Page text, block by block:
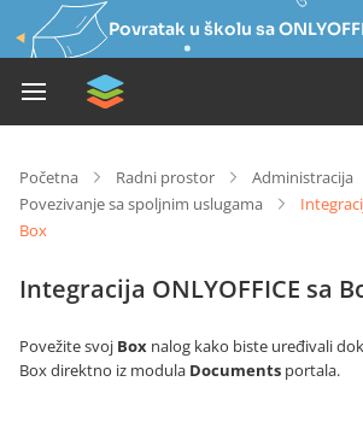
Povratak u školu sa
Početna Radni prostor
Administracija
Povezivanje sa spoljnim uslugama
Box
Integracija ONLYOFFICE sa
Povežite svoj Box nalog kako biste uređivali
Box direktno iz modula Documents portala.